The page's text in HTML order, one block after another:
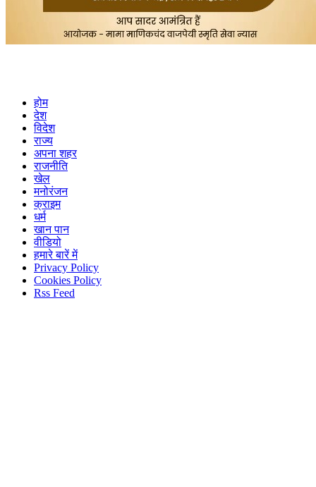
होम
देश
विदेश
राज्य
अपना शहर
राजनीति
खेल
मनोरंजन
क्राइम
धर्म
खान पान
वीडियो
हमारे बारें में
Privacy Policy
Cookies Policy
Rss Feed